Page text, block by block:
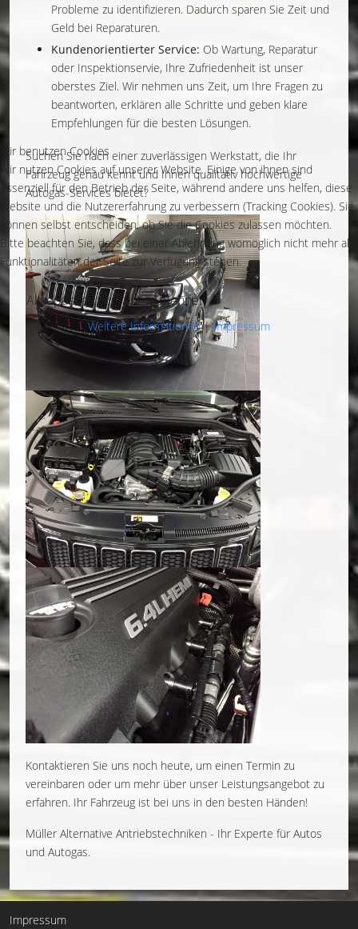
Probleme zu identifizieren. Dadurch sparen Sie Zeit und
Geld bei Reparaturen.
Kundenorientierter Service: Ob Wartung, Reparatur
oder Inspektionservie, Ihre Zufriedenheit ist unser
oberstes Ziel. Wir nehmen uns Zeit, um Ihre Fragen zu
beantworten, erklären alle Schritte und geben klare
Empfehlungen für die besten Lösungen.
Suchen Sie nach einer zuverlässigen Werkstatt, die Ihr
Fahrzeug genau kennt und Ihnen qualitativ hochwertige
Autogas-Services bietet?
Kontaktieren Sie uns noch heute, um einen Termin zu
vereinbaren oder um mehr über unser Leistungsangebot zu
erfahren. Ihr Fahrzeug ist bei uns in den besten Händen!
Müller Alternative Antriebstechniken - Ihr Experte für Autos
und Autogas.
Impressum
Wir benutzen Cookies
Wir nutzen Cookies auf unserer Website. Einige von ihnen sind
essenziell für den Betrieb der Seite, während andere uns helfen, diese
Website und die Nutzererfahrung zu verbessern (Tracking Cookies). Sie
können selbst entscheiden, ob Sie die Cookies zulassen möchten.
Bitte beachten Sie, dass bei einer Ablehnung womöglich nicht mehr alle
Funktionalitäten der Seite zur Verfügung stehen.
Akzeptieren Ablehnen
Weitere Informationen|Impressum